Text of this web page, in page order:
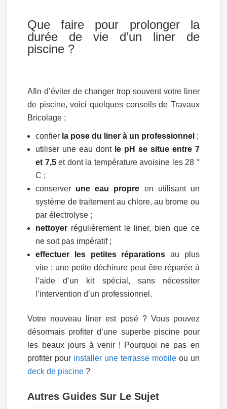
Que faire pour prolonger la
durée de vie d’un liner de
piscine ?
Afin d’éviter de changer trop souvent votre liner
de piscine, voici quelques conseils de Travaux
Bricolage ;
confier la pose du liner à un professionnel ;
utiliser une eau dont le pH se situe entre 7
et 7,5et dont la température avoisine les 28 °
C ;
conserver une eau propre en utilisant un
système de traitement au chlore, au brome ou
par électrolyse ;
nettoyer régulièrement le liner, bien que ce
ne soit pas impératif ;
effectuer les petites réparations au plus
vite : une petite déchirure peut être réparée à
l’aide d’un kit spécial, sans nécessiter
l’intervention d’un professionnel.
Votre nouveau liner est posé ? Vous pouvez
désormais profiter d’une superbe piscine pour
les beaux jours à venir ! Pourquoi ne pas en
profiter pour installer une terrasse mobileou un
deck de piscine ?
Autres Guides Sur Le Sujet